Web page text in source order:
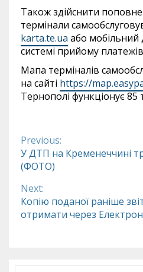
Також здійснити
термінали
karta.te.ua або мобільний
системі прийому
Мапа терміналів
на сайті https://
Тернополі функціонує 85
Continue
Reading
Previous:
У ДТП на Кременеччині
(ФОТО)
Next:
Копію поданої раніше
отримати через